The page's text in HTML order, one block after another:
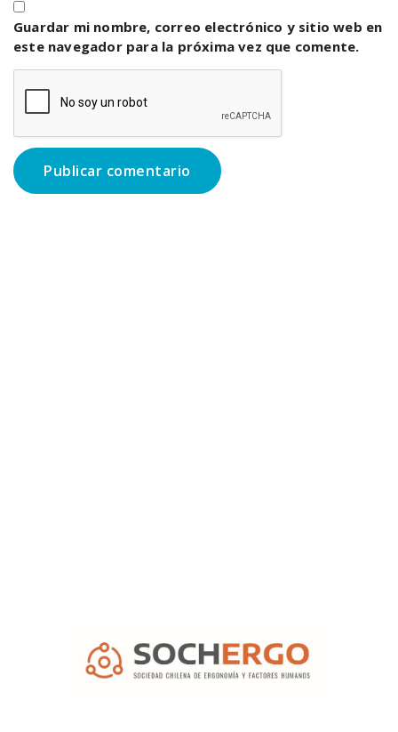
Guardar mi nombre, correo electrónico y sitio web en
este navegador para la próxima vez que comente.